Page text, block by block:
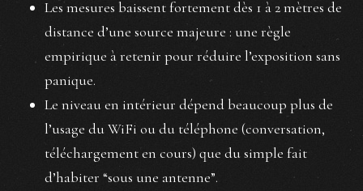
Les mesures baissent fortement dès 1 à 2 mètres de
distance d’une source majeure : une règle
empirique à retenir pour réduire l’exposition sans
panique.
Le niveau en intérieur dépend beaucoup plus de
l’usage du WiFi ou du téléphone (conversation,
téléchargement en cours) que du simple fait
d’habiter “sous une antenne”.